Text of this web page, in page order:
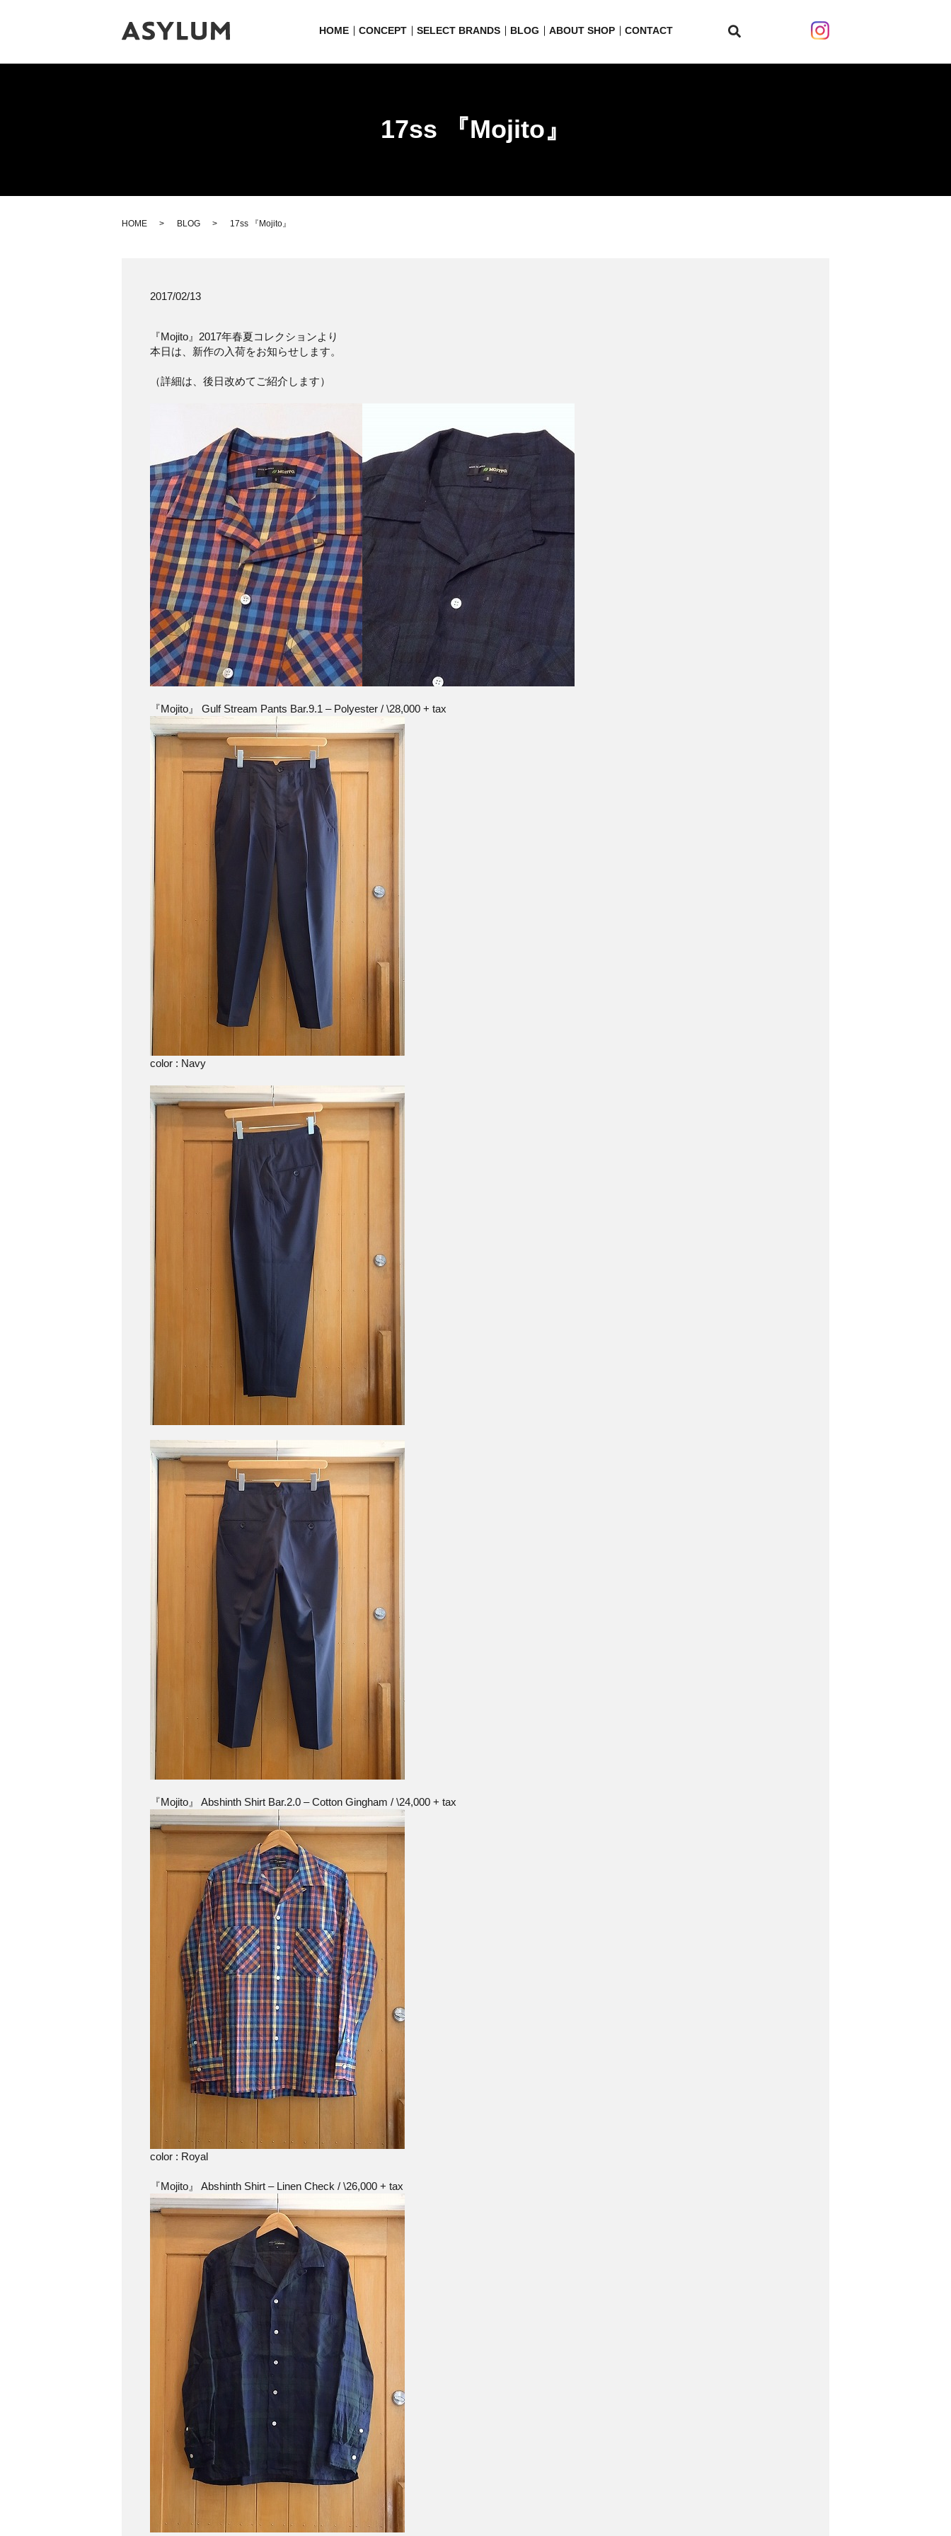
HOME CONCEPT SELECT BRANDS BLOG ABOUT SHOP CONTACT
17ss 『Mojito』
HOME BLOG 17ss 『Mojito』
2017/02/13
『Mojito』2017年春夏コレクションより
本日は、新作の入荷をお知らせします。
（詳細は、後日改めてご紹介します）
『Mojito』 Gulf Stream Pants Bar.9.1 – Polyester / \28,000 + tax
color : Navy
『Mojito』 Abshinth Shirt Bar.2.0 – Cotton Gingham / \24,000 + tax
color : Royal
『Mojito』 Abshinth Shirt – Linen Check / \26,000 + tax